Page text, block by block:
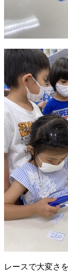
レースで大変さ